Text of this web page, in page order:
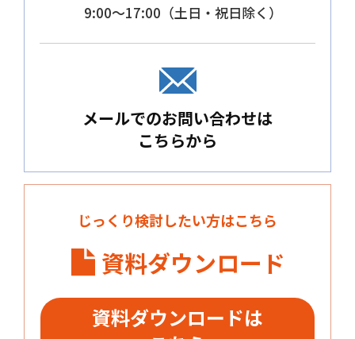
9:00～17:00（土日・祝日除く）
メールでのお問い合わせは
こちらから
じっくり検討したい方はこちら
資料ダウンロード
資料ダウンロードは